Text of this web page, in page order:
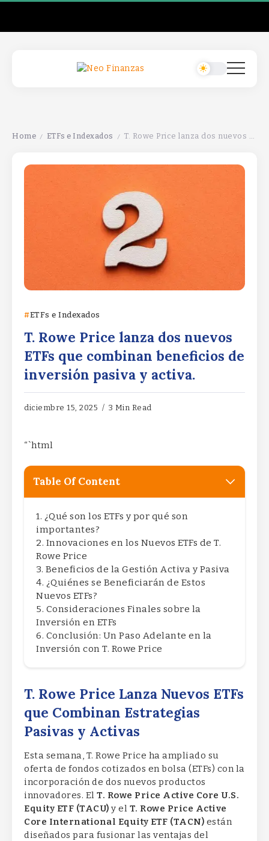
Home / ETFs e Indexados / T. Rowe Price lanza dos nuevos ETFs que combinan beneficios de inversión pasiva y activa.
ETFs e Indexados
T. Rowe Price lanza dos nuevos
ETFs que combinan beneficios de
inversión pasiva y activa.
diciembre 15, 2025 3 Min Read
“`html
Table Of Content
¿Qué son los ETFs y por qué son
importantes?
Innovaciones en los Nuevos ETFs de T.
Rowe Price
Beneficios de la Gestión Activa y Pasiva
¿Quiénes se Beneficiarán de Estos
Nuevos ETFs?
Consideraciones Finales sobre la
Inversión en ETFs
Conclusión: Un Paso Adelante en la
Inversión con T. Rowe Price
T. Rowe Price Lanza Nuevos ETFs
que Combinan Estrategias
Pasivas y Activas
Esta semana, T. Rowe Price ha ampliado su
oferta de fondos cotizados en bolsa (ETFs) con la
incorporación de dos nuevos productos
innovadores. El T. Rowe Price Active Core U.S.
Equity ETF (TACU) y el T. Rowe Price Active
Core International Equity ETF (TACN) están
diseñados para fusionar las ventajas del